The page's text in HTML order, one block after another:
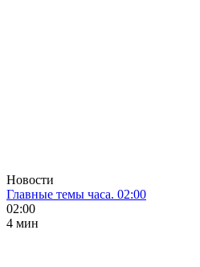
Новости
Главные темы часа. 02:00
02:00
4 мин